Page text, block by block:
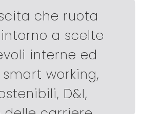
che ruota
a scelte
interne ed
working,
D&I,